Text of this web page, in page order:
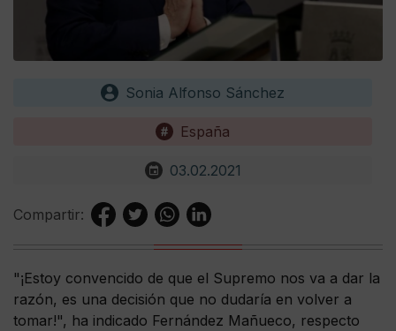
Sonia Alfonso Sánchez
España
03.02.2021
Compartir:
"¡Estoy convencido de que el Supremo nos va a dar la
razón, es una decisión que no dudaría en volver a
tomar!", ha indicado Fernández Mañueco, respecto